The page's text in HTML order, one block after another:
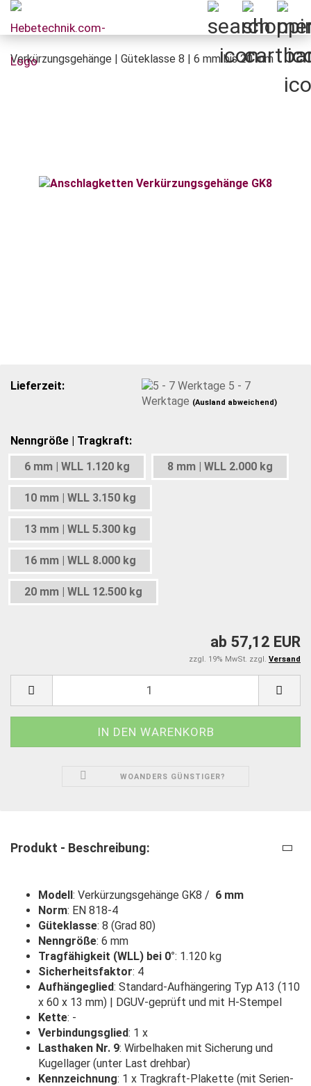
Verkürzungsgehänge | Güteklasse 8 | 6 mm bis 20 mm
Lieferzeit:
5 - 7
Werktage (Ausland abweichend)
Nenngröße | Tragkraft:
6 mm | WLL 1.120 kg
8 mm | WLL 2.000 kg
10 mm | WLL 3.150 kg
13 mm | WLL 5.300 kg
16 mm | WLL 8.000 kg
20 mm | WLL 12.500 kg
ab 57,12 EUR
zzgl. 19% MwSt. zzgl. Versand
WOANDERS GÜNSTIGER?
Produkt - Beschreibung:
Modell: Verkürzungsgehänge GK8 / 6 mm
Norm: EN 818-4
Güteklasse: 8 (Grad 80)
Nenngröße: 6 mm
Tragfähigkeit (WLL) bei 0°: 1.120 kg
Sicherheitsfaktor: 4
Aufhängeglied: Standard-Aufhängering Typ A13 (110
x 60 x 13 mm) | DGUV-geprüft und mit H-Stempel
Kette: -
Verbindungsglied: 1 x
Lasthaken Nr. 9: Wirbelhaken mit Sicherung und
Kugellager (unter Last drehbar)
Kennzeichnung: 1 x Tragkraft-Plakette (mit Serien-